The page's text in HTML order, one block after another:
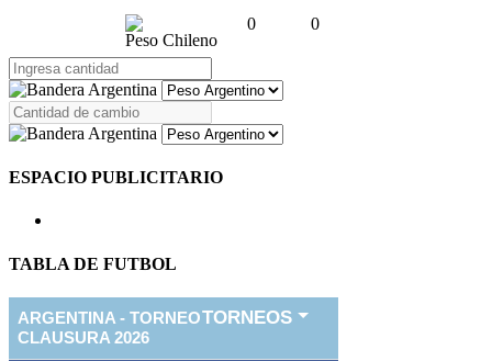
Peso Chileno
0 0
ESPACIO PUBLICITARIO
TABLA DE FUTBOL